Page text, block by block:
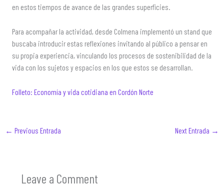
en estos tiempos de avance de las grandes superficies.
Para acompañar la actividad, desde Colmena implementó un stand que
buscaba introducir estas reflexiones invitando al público a pensar en
su propia experiencia, vinculando los procesos de sostenibilidad de la
vida con los sujetos y espacios en los que estos se desarrollan.
Folleto: Economía y vida cotidiana en Cordón Norte
← Previous Entrada Next Entrada →
Leave a Comment